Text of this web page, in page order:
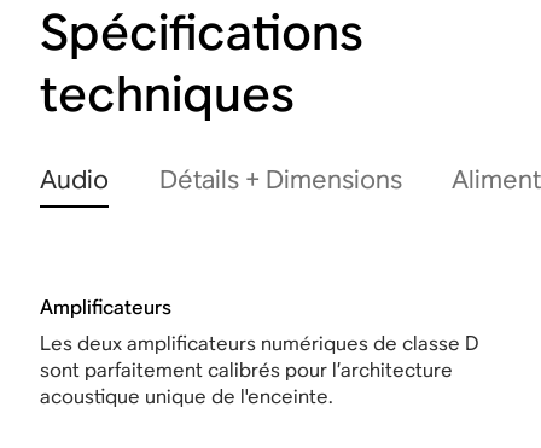
Spécifications
techniques
Audio Détails + Dimensions
Amplificateurs
Les deux amplificateurs numériques de classe D
sont parfaitement calibrés pour l’architecture
acoustique unique de l'enceinte.